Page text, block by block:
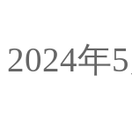
2024年